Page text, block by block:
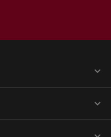

